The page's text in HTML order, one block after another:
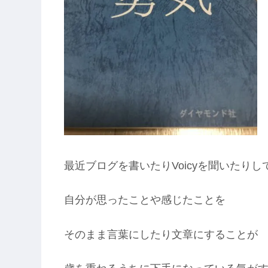
最近ブログを書いたりVoicyを聞いたりし
自分が思ったことや感じたことを
そのまま言葉にしたり文章にすることが